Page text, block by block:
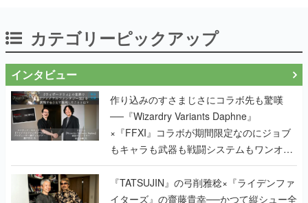
カテゴリーピックアップ
インタビュー
作り込みのすさまじさにコラボ先も驚嘆
──『Wizardry Variants Daphne』
×『FFXI』コラボが期間限定なのにジョブ
もキャラも武器も戦闘システムもワンオフ
で作り込まれた理由を両ディレクターに聞
く
『TATSUJIN』の弓削雅稔×『ライデンファ
イターズ』の齋藤貴幸──かつて縦シュー全